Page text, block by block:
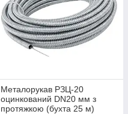
Металорукав РЗЦ‑20
оцинкований DN20 мм з
протяжкою (бухта 25 м)